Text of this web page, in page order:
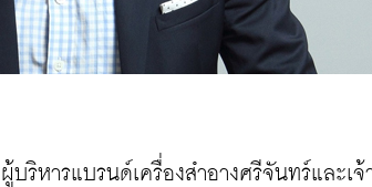
ผู้บริหารแบรนด์เครื่องสำอางศรีจันทร์และ